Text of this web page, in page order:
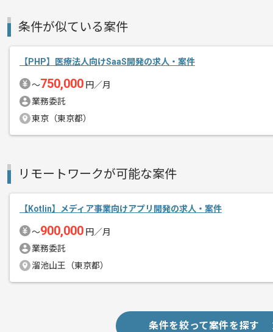
エージェントからのコ Kotlin、Androidでのアプリ開発経験を
複数案件を保有している企業ですので、
ご経験と実績に応じてスライド案件の
リモート作業を導入しております。
条件が似ている案件
【PHP】医療法人向けSaaS開発の求人・案件
〜750,000 円／月
業務委託
東京（東京都）
リモートワークが可能な案件
【Kotlin】メディア事業向けアプリ開発の求人・案件
〜900,000 円／月
業務委託
溜池山王（東京都）
条件を絞って案件を探す